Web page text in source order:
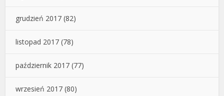
grudzień 2017 (82)
listopad 2017 (78)
październik 2017 (77)
wrzesień 2017 (80)